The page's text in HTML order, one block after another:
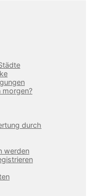
morgen?
durch
werden